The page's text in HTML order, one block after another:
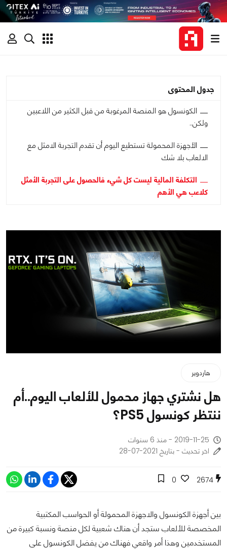
جدول المحتوى
الكونسول هو المنصة المرغوبة من قبل الكثير من اللاعبين
ولكن..
الأجهزة المحمولة تستطيع اليوم أن تقدم التجربة الامثل مع
الالعاب بلا شك
التكلفة المالية ليست كل شيء فالحصول على التجربة الأمثل
كلاعب هي الأهم
هاردوير
هل نشتري جهاز محمول للألعاب اليوم..أم
ننتظر كونسول PS5؟
2019-11-25 - منذ 6 سنوات
اخر تحديث - بتاريخ 2021-07-28
2674
0
بين أجهزة الكونسول والاجهزة المحمولة أو الحواسب المكتبية
المخصصة للألعاب ستجد أن هناك شعبية لكل منصة ونسبة كبيرة من
المستخدمين وهذا أمر واقعي فهناك من يفضل الكونسول على